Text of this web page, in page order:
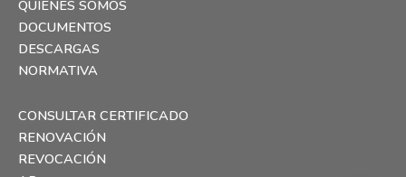
QUIENES SOMOS
DOCUMENTOS
DESCARGAS
NORMATIVA
CONSULTAR CERTIFICADO
RENOVACIÓN
REVOCACIÓN